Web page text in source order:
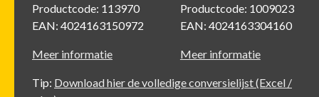
Productcode: 113970
EAN: 4024163150972
Meer informatie
Productcode: 1009023
EAN: 4024163304160
Meer informatie
Tip: Download hier de volledige conversielijst (Excel /